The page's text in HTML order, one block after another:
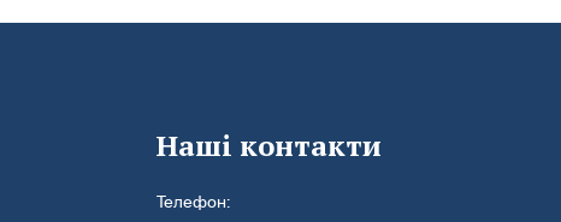
Наші контакти
Телефон: